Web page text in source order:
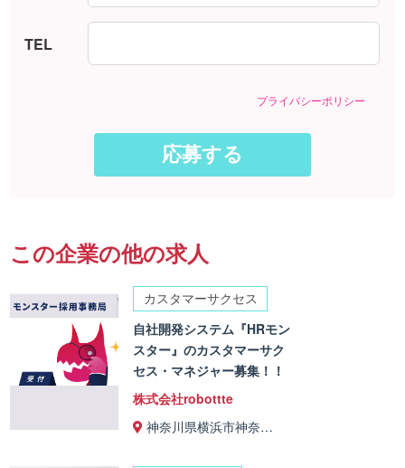
TEL
プライバシーポリシー
この企業の他の求人
カスタマーサクセス
自社開発システム『HRモン
スター』のカスタマーサク
セス・マネジャー募集！！
株式会社robottte
神奈川県横浜市神奈…